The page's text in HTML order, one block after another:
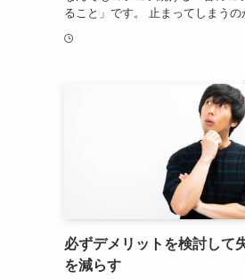
ること」です。 止まってしまうの
必ずデメリットを検討して
を減らす